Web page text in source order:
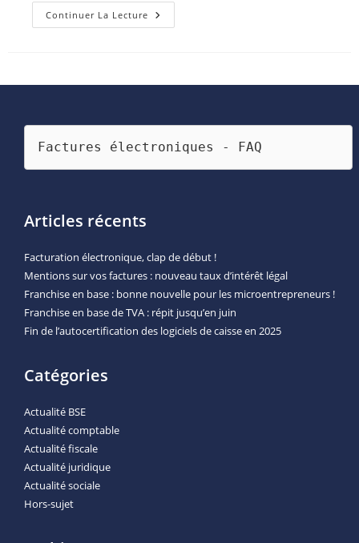
Continuer La Lecture La
Retraite,
Penser
Factures électroniques - FAQ
Articles récents
Facturation électronique, clap de début !
Mentions sur vos factures : nouveau taux d’intérêt légal
Franchise en base : bonne nouvelle pour les microentrepreneurs !
Franchise en base de TVA : répit jusqu’en juin
Fin de l’autocertification des logiciels de caisse en 2025
Catégories
Actualité BSE
Actualité comptable
Actualité fiscale
Actualité juridique
Actualité sociale
Hors-sujet